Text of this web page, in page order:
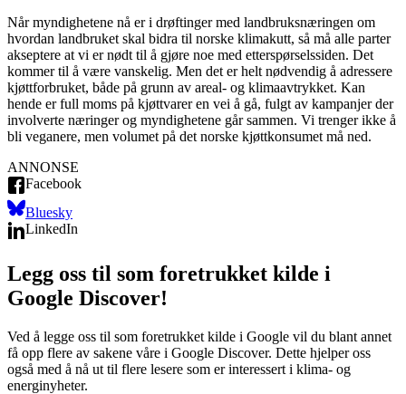
Når myndighetene nå er i drøftinger med landbruksnæringen om
hvordan landbruket skal bidra til norske klimakutt, så må alle parter
akseptere at vi er nødt til å gjøre noe med etterspørselssiden. Det
kommer til å være vanskelig. Men det er helt nødvendig å adressere
kjøttforbruket, både på grunn av areal- og klimaavtrykket. Kan
hende er full moms på kjøttvarer en vei å gå, fulgt av kampanjer der
involverte næringer og myndighetene går sammen. Vi trenger ikke å
bli veganere, men volumet på det norske kjøttkonsumet må ned.
ANNONSE
Facebook
Bluesky
LinkedIn
Legg oss til som foretrukket kilde i
Google Discover!
Ved å legge oss til som foretrukket kilde i Google vil du blant annet
få opp flere av sakene våre i Google Discover. Dette hjelper oss
også med å nå ut til flere lesere som er interessert i klima- og
energinyheter.